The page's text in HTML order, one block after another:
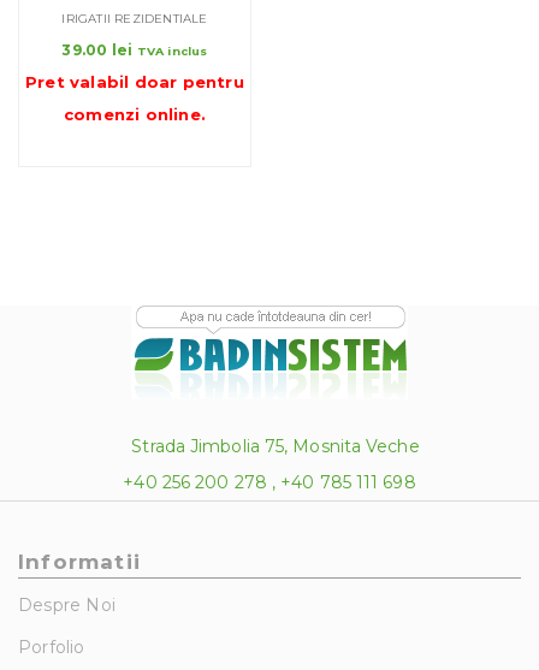
IRIGATII REZIDENTIALE
39.00 lei TVA inclus
Pret valabil doar pentru
comenzi online.
Strada Jimbolia 75, Mosnita Veche
+40 256 200 278 , +40 785 111 698
Informatii
Despre Noi
Porfolio